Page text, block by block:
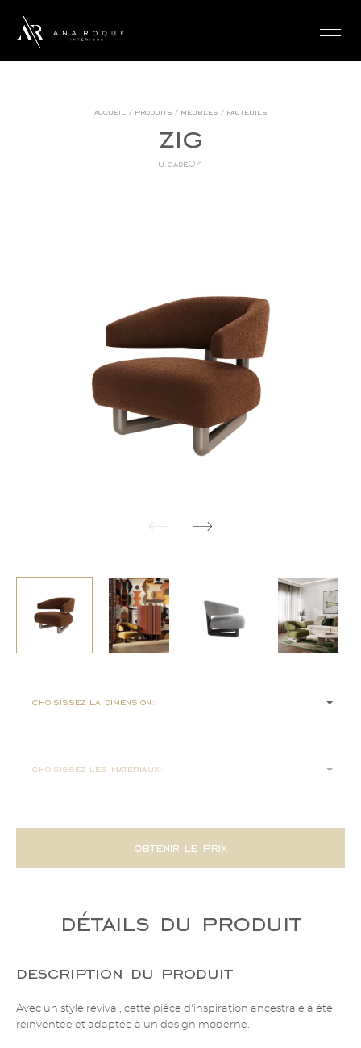
accueil / produits / meubles / fauteuils
zig
u.cade04
choisissez la dimension:
choisissez les matériaux:
obtenir le prix
détails du produit
description du produit
Avec un style revival, cette pièce d'inspiration ancestrale a été
réinventée et adaptée à un design moderne.